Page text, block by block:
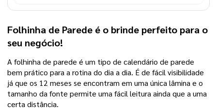
Folhinha de Parede é o brinde perfeito para o
seu negócio!
A folhinha de parede é um tipo de calendário de parede
bem prático para a rotina do dia a dia. É de fácil visibilidade
já que os 12 meses se encontram em uma única lâmina e o
tamanho da fonte permite uma fácil leitura ainda que a uma
certa distância.